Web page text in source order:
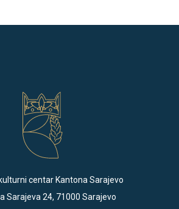
centar Kantona Sarajevo
Sarajeva 24, 71000 Sarajevo